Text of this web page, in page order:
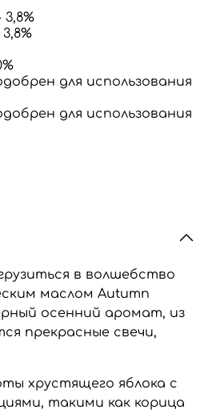
3,8%
3,8%
для использования
для использования
в волшебство
маслом Autumn
осенний аромат, из
прекрасные свечи,
хрустящего яблока с
такими как корица